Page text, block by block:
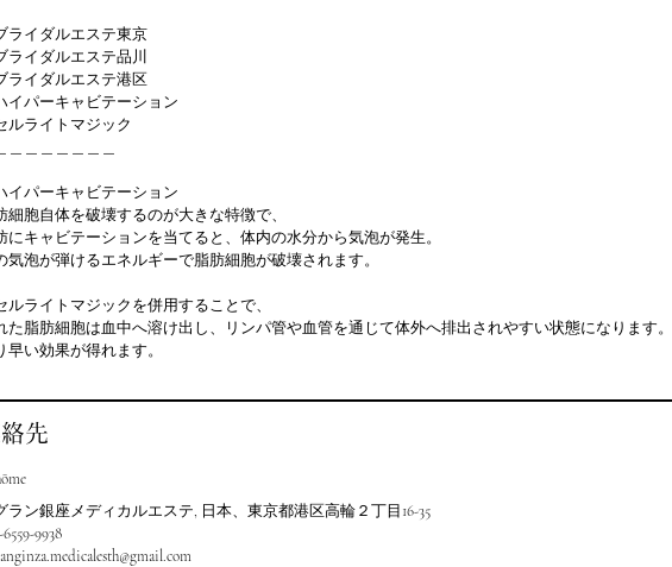
ライダルエステ東京
ライダルエステ品川
ライダルエステ港区
イパーキャビテーション
ルライトマジック
パーキャビテーション
細胞自体を破壊するのが大きな特徴で、
にキャビテーションを当てると、体内の水分から気泡が発生。
気泡が弾けるエネルギーで脂肪細胞が破壊されます。
ライトマジックを併用することで、
た脂肪細胞は血中へ溶け出し、リンパ管や血管を通じて体外へ排出されやすい状態になります。
早い効果が得れます。
先
ラン銀座メディカルエステ, 日本、東京都港区高輪２丁目16-35
9938